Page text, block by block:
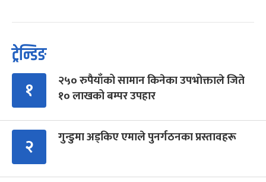
ट्रेन्डिङ
१
२५० रुपैयाँको सामान किनेका उपभोक्ताले जिते
१० लाखको बम्पर उपहार
२ गुन्डुमा अड्किए एमाले पुनर्गठनका प्रस्तावहरू